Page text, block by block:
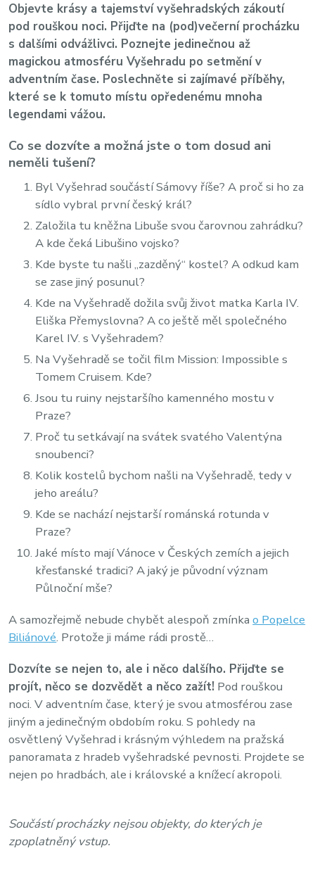
Objevte krásy a tajemství vyšehradských zákoutí
pod rouškou noci. Přijďte na (pod)večerní procházku
s dalšími odvážlivci. Poznejte jedinečnou až
magickou atmosféru Vyšehradu po setmění v
adventním čase. Poslechněte si zajímavé příběhy,
které se k tomuto místu opředenému mnoha
legendami vážou.
Co se dozvíte a možná jste o tom dosud ani
neměli tušení?
Byl Vyšehrad součástí Sámovy říše? A proč si ho za
sídlo vybral první český král?
Založila tu kněžna Libuše svou čarovnou zahrádku?
A kde čeká Libušino vojsko?
Kde byste tu našli „zazděný“ kostel? A odkud kam
se zase jiný posunul?
Kde na Vyšehradě dožila svůj život matka Karla IV.
Eliška Přemyslovna? A co ještě měl společného
Karel IV. s Vyšehradem?
Na Vyšehradě se točil film Mission: Impossible s
Tomem Cruisem. Kde?
Jsou tu ruiny nejstaršího kamenného mostu v
Praze?
Proč tu setkávají na svátek svatého Valentýna
snoubenci?
Kolik kostelů bychom našli na Vyšehradě, tedy v
jeho areálu?
Kde se nachází nejstarší románská rotunda v
Praze?
Jaké místo mají Vánoce v Českých zemích a jejich
křesťanské tradici? A jaký je původní význam
Půlnoční mše?
A samozřejmě nebude chybět alespoň zmínkao Popelce
Biliánové. Protože ji máme rádi prostě…
Dozvíte se nejen to, ale i něco dalšího. Přijďte se
projít, něco se dozvědět a něco zažít! Pod rouškou
noci. V adventním čase, který je svou atmosférou zase
jiným a jedinečným obdobím roku. S pohledy na
osvětlený Vyšehrad i krásným výhledem na pražská
panoramata z hradeb vyšehradské pevnosti. Projdete se
nejen po hradbách, ale i královské a knížecí akropoli.
Součástí procházky nejsou objekty, do kterých je
zpoplatněný vstup.